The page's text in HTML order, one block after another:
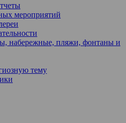
мероприятий
набережные, пляжи, фонтаны и
тему